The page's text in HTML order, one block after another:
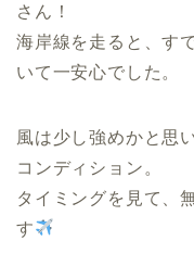
さん！
海岸線を走ると、す
いて一安心でした。
風は少し強めかと思
コンディション。
タイミングを見て、
す